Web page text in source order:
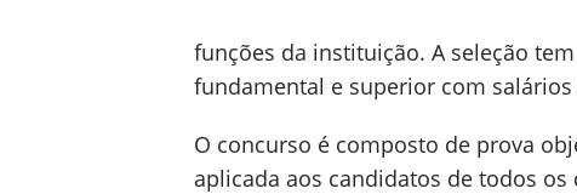
funções da instituição. A seleção
fundamental e superior com salários
O concurso é composto de prova
aplicada aos candidatos de todos os